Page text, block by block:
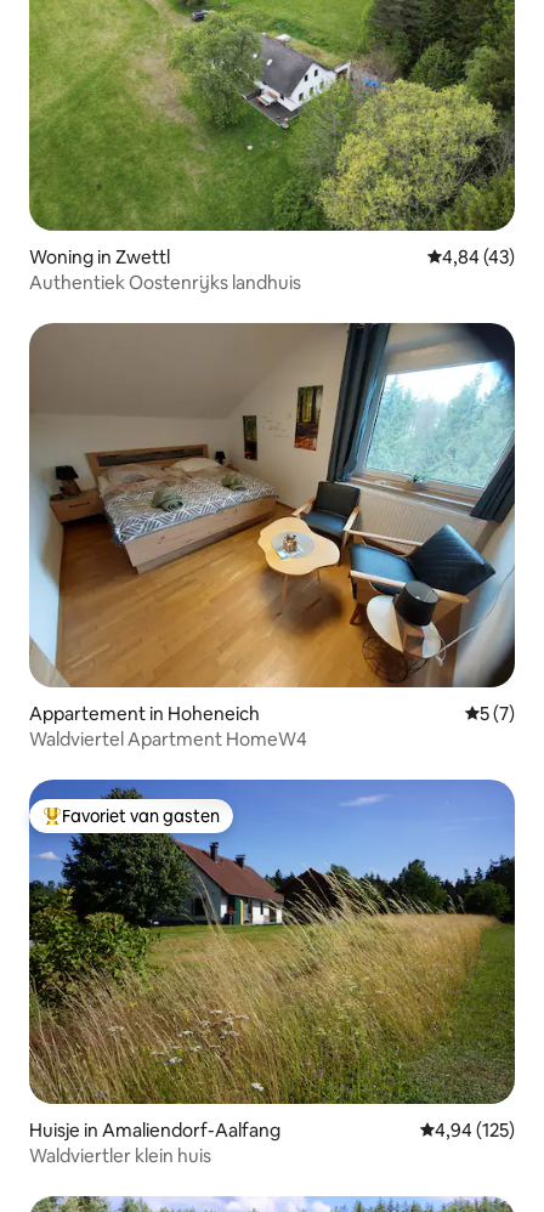
Woning in Zwettl Gemiddelde
4,84 (43)
Authentiek Oostenrijks landhuis
Appartement in Hoheneich
5 (7)
Waldviertel Apartment HomeW4
Topfavoriet van gasten
Favoriet van gasten
Huisje in Amaliendorf-Aalfang Gemiddelde
4,94 (125)
Waldviertler klein huis